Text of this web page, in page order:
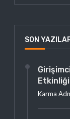
SON
Karma